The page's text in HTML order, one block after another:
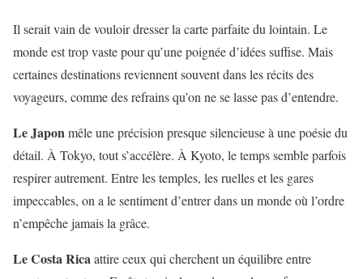
Il serait vain de vouloir dresser la carte parfaite du lointain. Le
monde est trop vaste pour qu’une poignée d’idées suffise. Mais
certaines destinations reviennent souvent dans les récits des
voyageurs, comme des refrains qu’on ne se lasse pas d’entendre.
Le Japonmêle une précision presque silencieuse à une poésie du
détail. À Tokyo, tout s’accélère. À Kyoto, le temps semble parfois
respirer autrement. Entre les temples, les ruelles et les gares
impeccables, on a le sentiment d’entrer dans un monde où l’ordre
n’empêche jamais la grâce.
Le Costa Ricaattire ceux qui cherchent un équilibre entre